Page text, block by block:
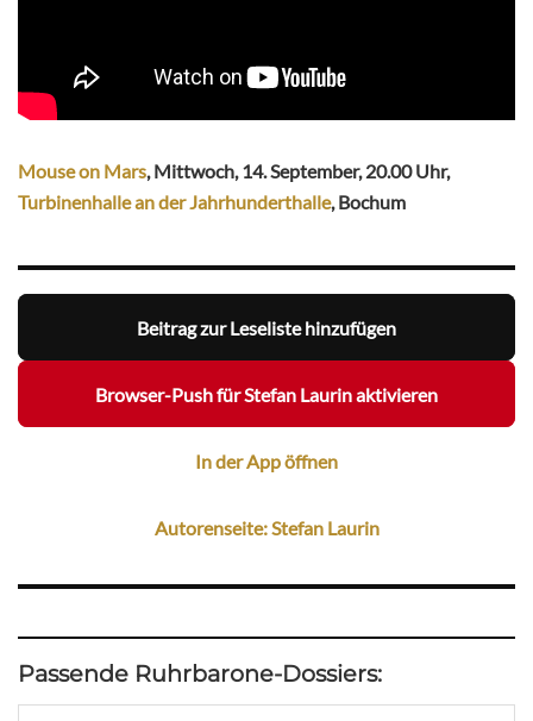
Mouse on Mars, Mittwoch, 14. September, 20.00 Uhr,
Turbinenhalle an der Jahrhunderthalle, Bochum
Beitrag zur Leseliste hinzufügen
Browser-Push für Stefan Laurin aktivieren
In der App öffnen
Autorenseite: Stefan Laurin
Passende Ruhrbarone-Dossiers: